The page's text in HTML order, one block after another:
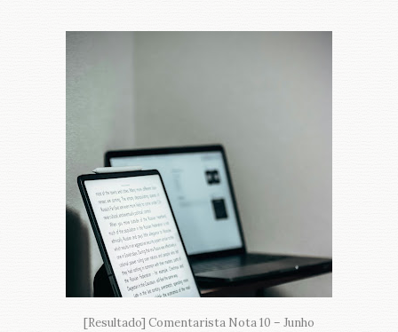
[Resultado] Comentarista Nota 10 – Junho